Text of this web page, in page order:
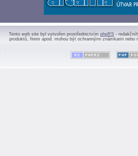
Tento web site byl vytvořen prostřednictvím phpRS -
produktů, firem apod. mohou být ochrannými známkami